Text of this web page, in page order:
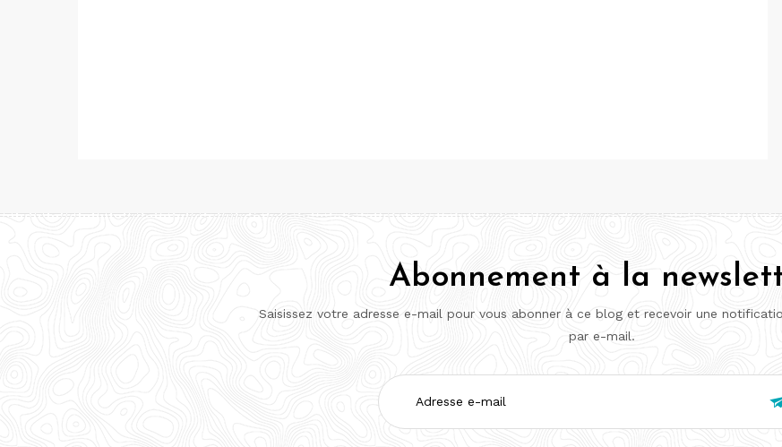
Abonnement à la
Saisissez votre adresse e-mail pour vous abonner à ce blog et recevoir une
par e-mail.
Adresse
e-
mail